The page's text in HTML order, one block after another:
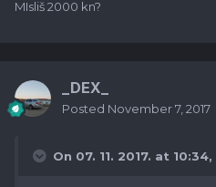
MIsliš 2000 kn?
_DEX_
Posted November 7, 2017
On 07. 11. 2017. at 10:34,